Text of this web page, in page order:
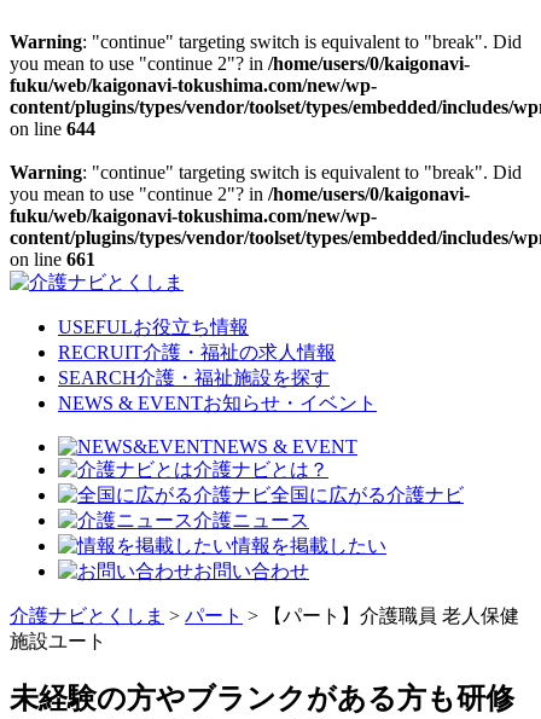
Warning: "continue" targeting switch is equivalent to "break". Did
you mean to use "continue 2"? in /home/users/0/kaigonavi-
fuku/web/kaigonavi-tokushima.com/new/wp-
content/plugins/types/vendor/toolset/types/embedded/includes/
on line 644
Warning: "continue" targeting switch is equivalent to "break". Did
you mean to use "continue 2"? in /home/users/0/kaigonavi-
fuku/web/kaigonavi-tokushima.com/new/wp-
content/plugins/types/vendor/toolset/types/embedded/includes/
on line 661
Skip
contentUSEFULお役立ち情報
RECRUIT介護・福祉の求人情報
SEARCH介護・福祉施設を探す
NEWS & EVENTお知らせ・イベント
NEWS & EVENT
介護ナビとは？
全国に広がる介護ナビ
介護ニュース
情報を掲載したい
お問い合わせ
介護ナビとくしま > パート >
【パート】介護職員 老人保健
施設ユート
未経験の方やブランクがある方も研修